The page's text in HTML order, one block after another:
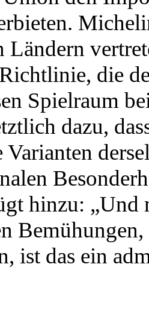
Ländern
die
Spielraum
dazu,
Varianten
hinzu: „Und
ist das ein